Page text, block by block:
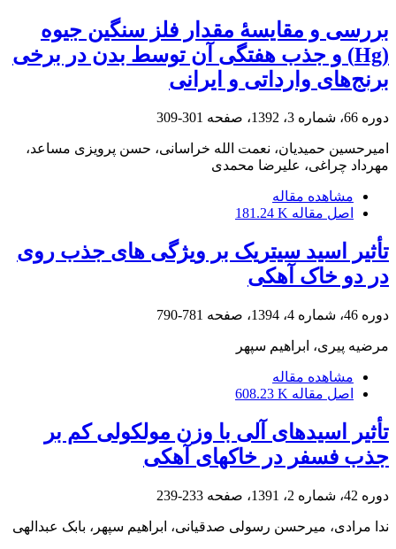
بررسی و مقایسۀ مقدار فلز سنگین جیوه
(Hg) و جذب هفتگی آن توسط بدن در برخی
برنج‌های وارداتی و ایرانی
دوره 66، شماره 3، 1392، صفحه 301-309
امیرحسین حمیدیان، نعمت الله خراسانی، حسن پرویزی مساعد،
مهرداد چراغی، علیرضا محمدی
مشاهده مقاله
اصل مقاله 181.24 K
تأثیر اسید سیتریک بر ویژگی های جذب روی
در دو خاک آهکی
دوره 46، شماره 4، 1394، صفحه 781-790
مرضیه پیری، ابراهیم سپهر
مشاهده مقاله
اصل مقاله 608.23 K
تأثیر اسیدهای آلی با وزن مولکولی کم بر
جذب فسفر در خاکهای آهکی
دوره 42، شماره 2، 1391، صفحه 233-239
ندا مرادی، میرحسن رسولی صدقیانی، ابراهیم سپهر، بابک عبدالهی